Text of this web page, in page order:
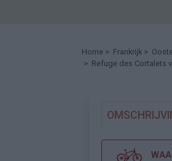
Home > Frankrijk >
> Refuge des Cortalets